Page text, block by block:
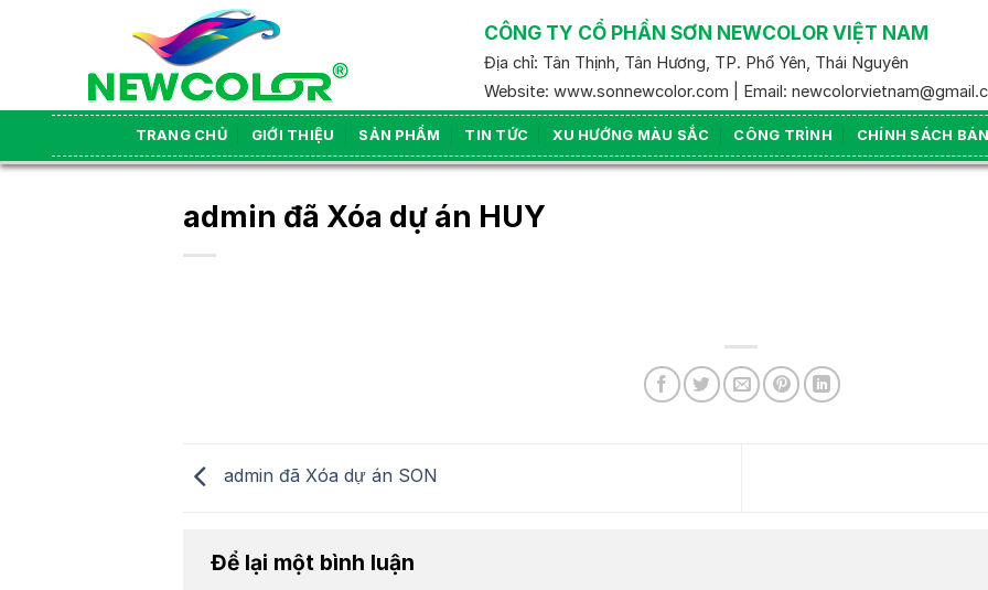
CÔNG TY CỔ PHẦN SƠN NEWCOLOR VIỆT NAM
Địa chỉ: Tân Thịnh, Tân Hương, TP. Phổ Yên, Thái Nguyên
Website: www.sonnewcolor.com | Email:
TRANG CHỦ GIỚI THIỆU SẢN PHẨM TIN TỨC XU HƯỚNG MÀU SẮC CÔNG TRÌNH CHÍNH SÁCH
admin đã Xóa dự án HUY
admin đã Xóa dự án SON
Để lại một bình luận